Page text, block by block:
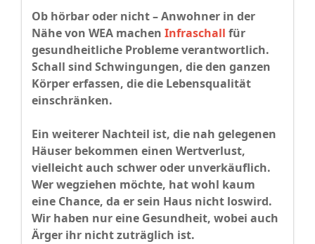
Ob hörbar oder nicht – Anwohner in der
Nähe von WEA machen Infraschall für
gesundheitliche Probleme verantwortlich.
Schall sind Schwingungen, die den ganzen
Körper erfassen, die die Lebensqualität
einschränken.
Ein weiterer Nachteil ist, die nah gelegenen
Häuser bekommen einen Wertverlust,
vielleicht auch schwer oder unverkäuflich.
Wer wegziehen möchte, hat wohl kaum
eine Chance, da er sein Haus nicht loswird.
Wir haben nur eine Gesundheit, wobei auch
Ärger ihr nicht zuträglich ist.